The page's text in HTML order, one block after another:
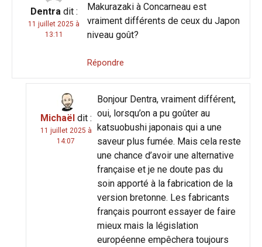
Dentra dit :
11 juillet 2025 à
13:11
Makurazaki à Concarneau est
vraiment différents de ceux du Japon
niveau goût?
Répondre
Michaël dit :
11 juillet 2025 à
14:07
Bonjour Dentra, vraiment différent,
oui, lorsqu’on a pu goûter au
katsuobushi japonais qui a une
saveur plus fumée. Mais cela reste
une chance d’avoir une alternative
française et je ne doute pas du
soin apporté à la fabrication de la
version bretonne. Les fabricants
français pourront essayer de faire
mieux mais la législation
européenne empêchera toujours